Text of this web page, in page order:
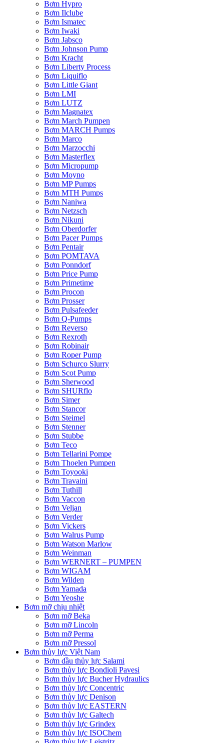
Bơm Hypro
Bơm Ilclube
Bơm Ismatec
Bơm Iwaki
Bơm Jabsco
Bơm Johnson Pump
Bơm Kracht
Bơm Liberty Process
Bơm Liquiflo
Bơm Little Giant
Bơm LMI
Bơm LUTZ
Bơm Magnatex
Bơm March Pumpen
Bơm MARCH Pumps
Bơm Marco
Bơm Marzocchi
Bơm Masterflex
Bơm Micropump
Bơm Moyno
Bơm MP Pumps
Bơm MTH Pumps
Bơm Naniwa
Bơm Netzsch
Bơm Nikuni
Bơm Oberdorfer
Bơm Pacer Pumps
Bơm Pentair
Bơm POMTAVA
Bơm Ponndorf
Bơm Price Pump
Bơm Primetime
Bơm Procon
Bơm Prosser
Bơm Pulsafeeder
Bơm Q-Pumps
Bơm Reverso
Bơm Rexroth
Bơm Robinair
Bơm Roper Pump
Bơm Schurco Slurry
Bơm Scot Pump
Bơm Sherwood
Bơm SHURflo
Bơm Simer
Bơm Stancor
Bơm Steimel
Bơm Stenner
Bơm Stubbe
Bơm Teco
Bơm Tellarini Pompe
Bơm Thoelen Pumpen
Bơm Toyooki
Bơm Travaini
Bơm Tuthill
Bơm Vaccon
Bơm Veljan
Bơm Verder
Bơm Vickers
Bơm Walrus Pump
Bơm Watson Marlow
Bơm Weinman
Bơm WERNERT – PUMPEN
Bơm WIGAM
Bơm Wilden
Bơm Yamada
Bơm Yeoshe
Bơm mỡ chịu nhiệt
Bơm mỡ Beka
Bơm mỡ Lincoln
Bơm mỡ Perma
Bơm mỡ Pressol
Bơm thủy lực Việt Nam
Bơm dầu thủy lực Salami
Bơm thủy lực Bondioli Pavesi
Bơm thủy lực Bucher Hydraulics
Bơm thủy lực Concentric
Bơm thủy lực Denison
Bơm thủy lực EASTERN
Bơm thủy lực Galtech
Bơm thủy lực Grindex
Bơm thủy lực ISOChem